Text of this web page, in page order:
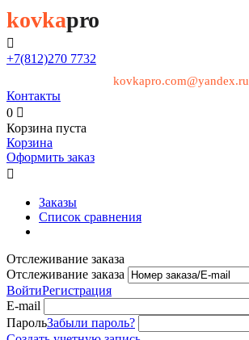
kovkapro

+7(812)270 7732
kovkapro.com@yandex.ru
Контакты
0 
Корзина пуста
Корзина
Оформить заказ

Заказы
Список сравнения
Отслеживание заказа
Отслеживание заказа
ВойтиРегистрация
E-mail
ПарольЗабыли пароль?